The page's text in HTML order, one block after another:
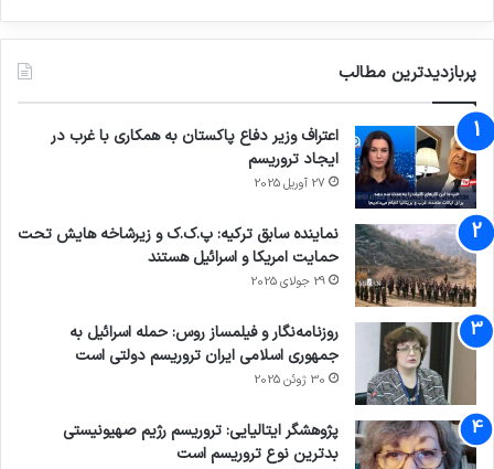
پربازدیدترین مطالب
اعتراف وزیر دفاع پاکستان به همکاری با غرب در
ایجاد تروریسم
27 آوریل 2025
نماینده سابق ترکیه: پ.ک.ک و زیرشاخه هایش تحت
حمایت امریکا و اسرائیل هستند
29 جولای 2025
روزنامه‌نگار و فیلمساز روس: حمله اسرائیل به
جمهوری اسلامی ایران تروریسم دولتی است
30 ژوئن 2025
پژوهشگر ایتالیایی: تروریسم رژیم صهیونیستی
بدترین نوع تروریسم است